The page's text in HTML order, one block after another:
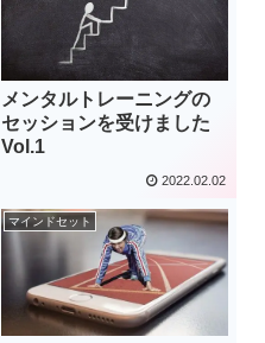
メンタルトレーニングの
セッションを受けました
Vol.1
2022.02.02
マインドセット